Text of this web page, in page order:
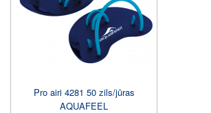
Pro airi 4281 50 zils/jūras
AQUAFEEL